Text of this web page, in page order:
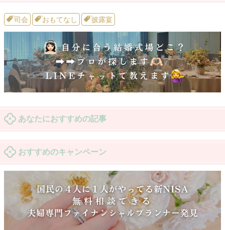
司会 おもてなし 披露宴
あなたにおすすめの記事
おすすめのキャンペーン